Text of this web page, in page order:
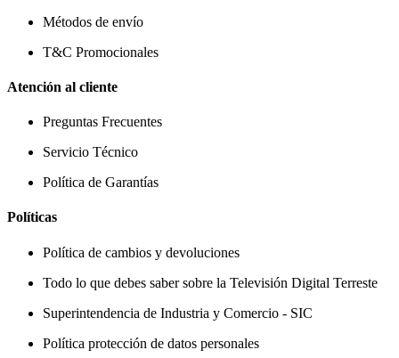
Métodos de envío
T&C Promocionales
Atención al cliente
Preguntas Frecuentes
Servicio Técnico
Política de Garantías
Políticas
Política de cambios y devoluciones
Todo lo que debes saber sobre la Televisión Digital Terreste
Superintendencia de Industria y Comercio - SIC
Política protección de datos personales